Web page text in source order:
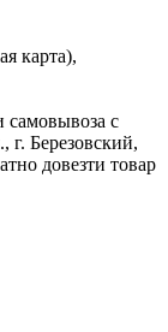
карта),
самовывоза с
г. Березовский,
довезти товар